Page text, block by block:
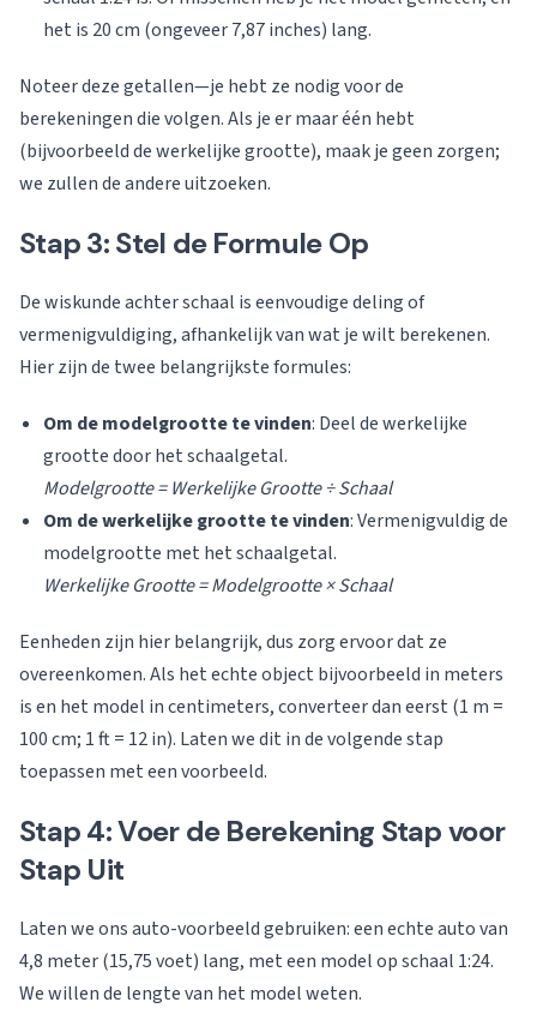
het is 20 cm (ongeveer 7,87 inches) lang.
Noteer deze getallen—je hebt ze nodig voor de
berekeningen die volgen. Als je er maar één hebt
(bijvoorbeeld de werkelijke grootte), maak je geen zorgen;
we zullen de andere uitzoeken.
Stap 3: Stel de Formule Op
De wiskunde achter schaal is eenvoudige deling of
vermenigvuldiging, afhankelijk van wat je wilt berekenen.
Hier zijn de twee belangrijkste formules:
Om de modelgrootte te vinden: Deel de werkelijke
grootte door het schaalgetal.
Modelgrootte = Werkelijke Grootte ÷ Schaal
Om de werkelijke grootte te vinden: Vermenigvuldig de
modelgrootte met het schaalgetal.
Werkelijke Grootte = Modelgrootte × Schaal
Eenheden zijn hier belangrijk, dus zorg ervoor dat ze
overeenkomen. Als het echte object bijvoorbeeld in meters
is en het model in centimeters, converteer dan eerst (1 m =
100 cm; 1 ft = 12 in). Laten we dit in de volgende stap
toepassen met een voorbeeld.
Stap 4: Voer de Berekening Stap voor
Stap Uit
Laten we ons auto-voorbeeld gebruiken: een echte auto van
4,8 meter (15,75 voet) lang, met een model op schaal 1:24.
We willen de lengte van het model weten.